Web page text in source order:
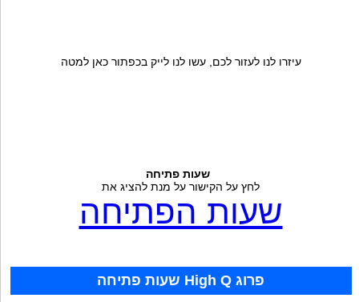
עיזרו לנו לעזור לכם, עשו לנו לייק בכפתור כאן למטה
שעות פתיחה
לחץ על הקישור על מנת להציג את
שעות הפתיחה
שעות פתיחה High Q פרוג